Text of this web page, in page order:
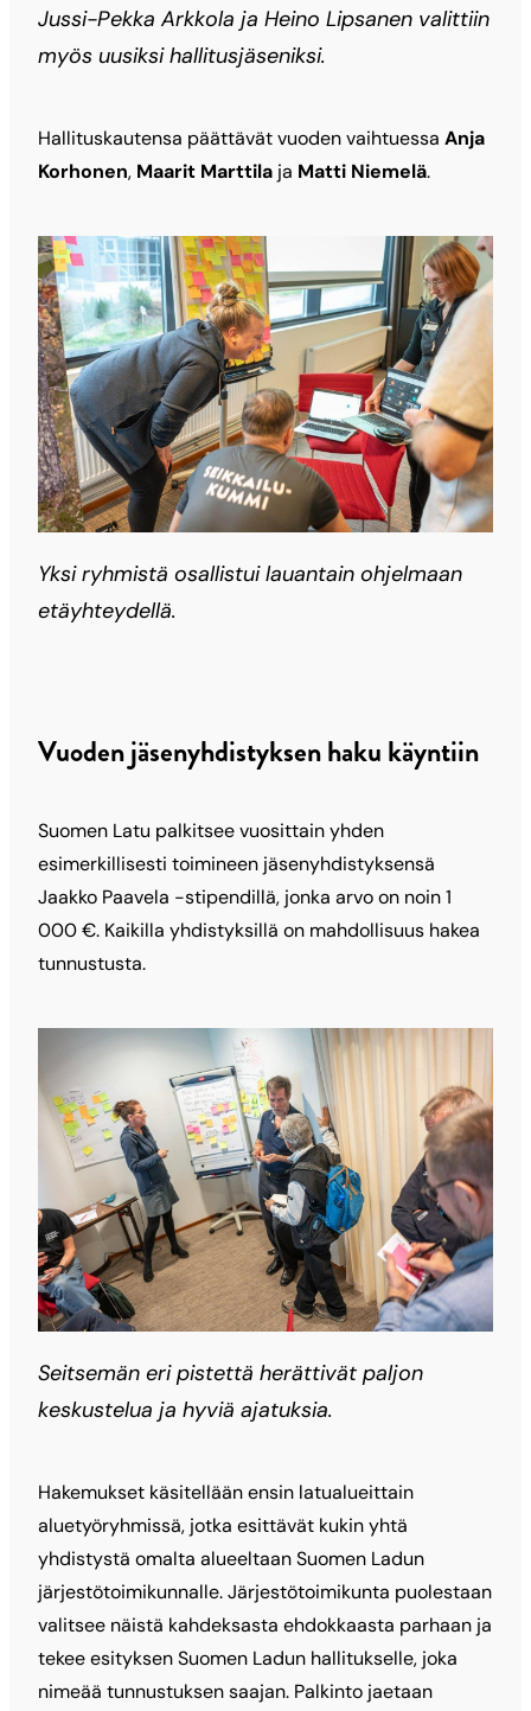
Jussi-Pekka Arkkola ja Heino Lipsanen valittiin
myös uusiksi hallitusjäseniksi.
Hallituskautensa päättävät vuoden vaihtuessa Anja
Korhonen, Maarit Marttila ja Matti Niemelä.
Yksi ryhmistä osallistui lauantain ohjelmaan
etäyhteydellä.
Vuoden jäsenyhdistyksen haku käyntiin
Suomen Latu palkitsee vuosittain yhden
esimerkillisesti toimineen jäsenyhdistyksensä
Jaakko Paavela -stipendillä, jonka arvo on noin 1
000 €. Kaikilla yhdistyksillä on mahdollisuus hakea
tunnustusta.
Seitsemän eri pistettä herättivät paljon
keskustelua ja hyviä ajatuksia.
Hakemukset käsitellään ensin latualueittain
aluetyöryhmissä, jotka esittävät kukin yhtä
yhdistystä omalta alueeltaan Suomen Ladun
järjestötoimikunnalle. Järjestötoimikunta puolestaan
valitsee näistä kahdeksasta ehdokkaasta parhaan ja
tekee esityksen Suomen Ladun hallitukselle, joka
nimeää tunnustuksen saajan. Palkinto jaetaan